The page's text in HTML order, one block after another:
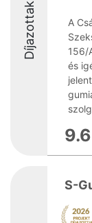
Díjazottak
A
156/
és
9.6
S-